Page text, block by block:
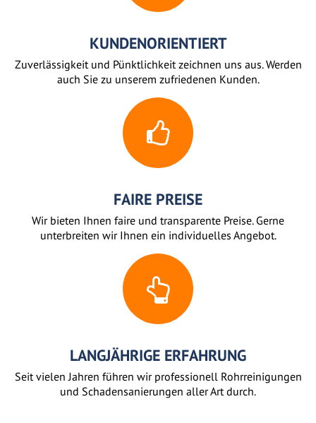
KUNDENORIENTIERT
Zuverlässigkeit und Pünktlichkeit zeichnen uns aus. Werden
auch Sie zu unserem zufriedenen Kunden.
FAIRE PREISE
Wir bieten Ihnen faire und transparente Preise. Gerne
unterbreiten wir Ihnen ein individuelles Angebot.
LANGJÄHRIGE ERFAHRUNG
Seit vielen Jahren führen wir professionell Rohrreinigungen
und Schadensanierungen aller Art durch.